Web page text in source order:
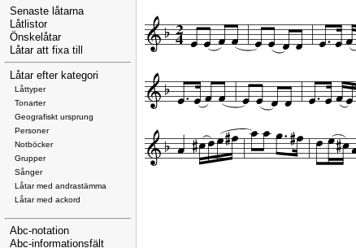
Senaste låtarna
Låtlistor
Önskelåtar
Låtar att fixa till
Låtar efter kategori
Låttyper
Tonarter
Geografiskt ursprung
Personer
Notböcker
Grupper
Sånger
Låtar med andrastämma
Låtar med ackord
Abc-notation
Abc-informationsfält